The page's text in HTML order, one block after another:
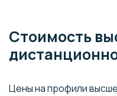
7
Московский
банковский
колледж
Стоимость
Цены на профили